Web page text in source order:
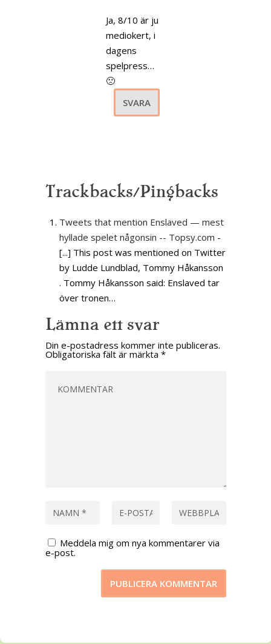
Ja, 8/10 är ju
mediokert, i
dagens
spelpress…
🙁
SVARA
Trackbacks/Pingbacks
Tweets that mention Enslaved — mest
hyllade spelet någonsin -- Topsy.com -
[...] This post was mentioned on Twitter
by Ludde Lundblad, Tommy Håkansson
. Tommy Håkansson said: Enslaved tar
över tronen…
Lämna ett svar
Din e-postadress kommer inte publiceras.
Obligatoriska fält är märkta *
Meddela mig om nya kommentarer via
e-post.